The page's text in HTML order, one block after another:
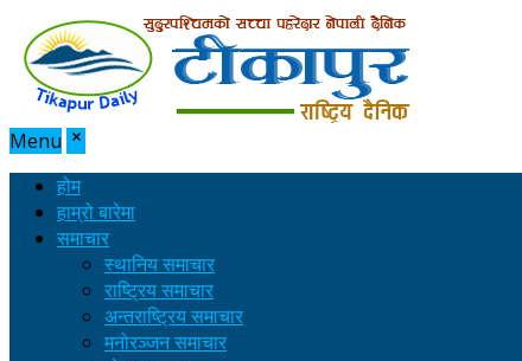
Menu
होम
हाम्रो बारेमा
समाचार
स्थानिय समाचार
राष्ट्रिय समाचार
अन्तराष्ट्रिय समाचार
मनोरञ्जन समाचार